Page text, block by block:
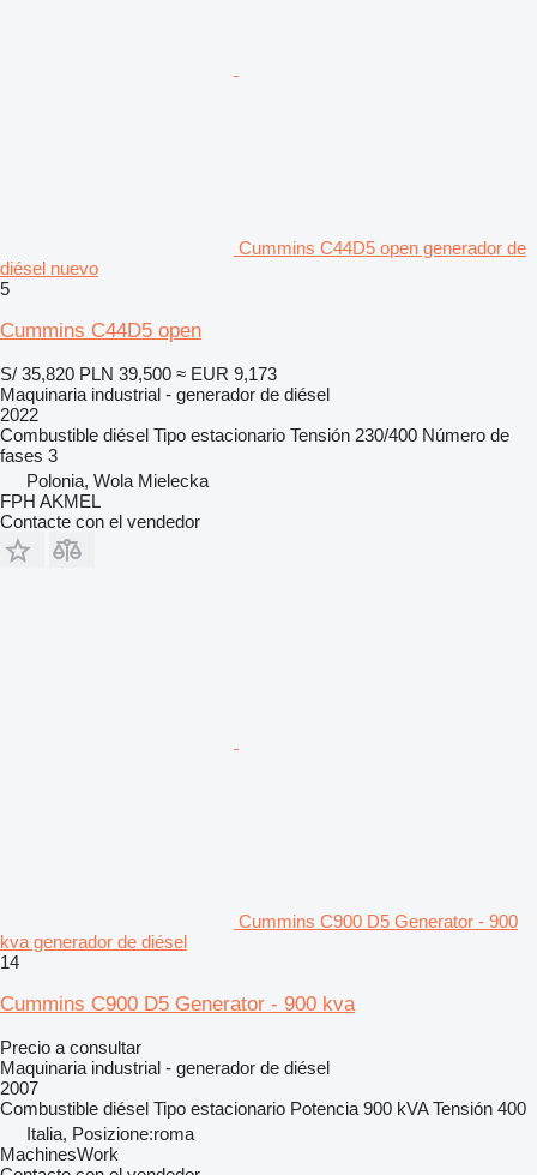
Cummins C44D5 open generador de
diésel nuevo
5
Cummins C44D5 open
S/ 35,820 PLN 39,500 ≈ EUR 9,173
Maquinaria industrial - generador de diésel
2022
Combustible diésel Tipo estacionario Tensión 230/400 Número de
fases 3
Polonia, Wola Mielecka
FPH AKMEL
Contacte con el vendedor
Cummins C900 D5 Generator - 900
kva generador de diésel
14
Cummins C900 D5 Generator - 900 kva
Precio a consultar
Maquinaria industrial - generador de diésel
2007
Combustible diésel Tipo estacionario Potencia 900 kVA Tensión 400
Italia, Posizione:roma
MachinesWork